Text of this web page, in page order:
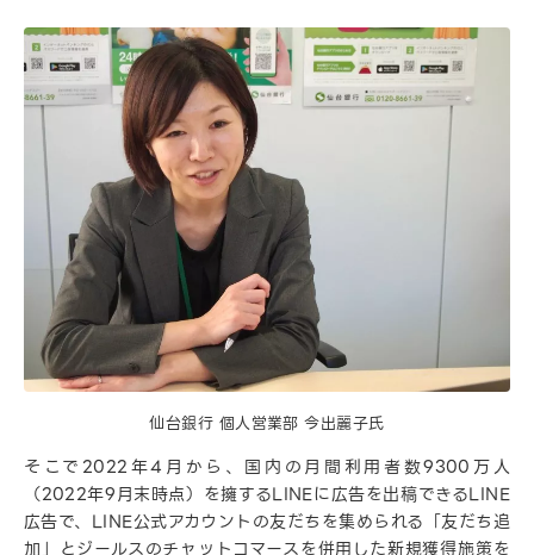
仙台銀行 個人営業部 今出麗子氏
そこで2022年4月から、国内の月間利用者数9300万人
（2022年9月末時点）を擁するLINEに広告を出稿できるLINE
広告で、LINE公式アカウントの友だちを集められる「友だち追
加」とジールスのチャットコマースを併用した新規獲得施策を